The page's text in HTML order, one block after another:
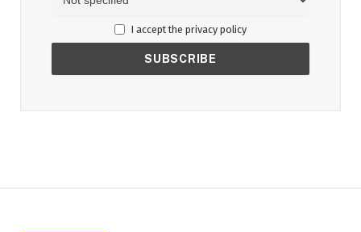
I accept the privacy policy